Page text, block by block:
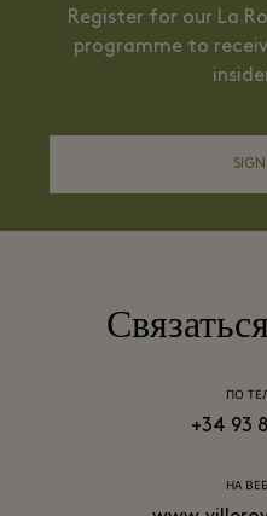
Register for our La
programme to
ПО
+34 93
НА